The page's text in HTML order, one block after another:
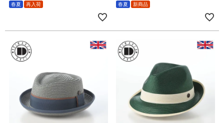
春夏
再入荷
春夏
新商品